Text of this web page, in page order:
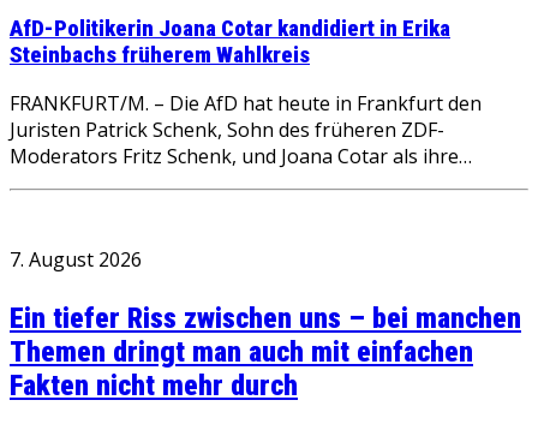
AfD-Politikerin Joana Cotar kandidiert in Erika
Steinbachs früherem Wahlkreis
FRANKFURT/M. – Die AfD hat heute in Frankfurt den
Juristen Patrick Schenk, Sohn des früheren ZDF-
Moderators Fritz Schenk, und Joana Cotar als ihre…
7. August 2026
Ein tiefer Riss zwischen uns – bei manchen
Themen dringt man auch mit einfachen
Fakten nicht mehr durch